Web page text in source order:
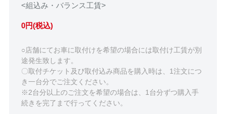
<組込み・バランス工賃>
0円(税込)
○店舗にてお車に取付けを希望の場合には取付け工賃が別
途発生致します。
〇取付チケット及び取付込み商品を購入時は、1注文につ
き一台分でご注文ください。
※2台分以上のご注文を希望の場合は、1台分ずつ購入手
続きを完了まで行ってください。